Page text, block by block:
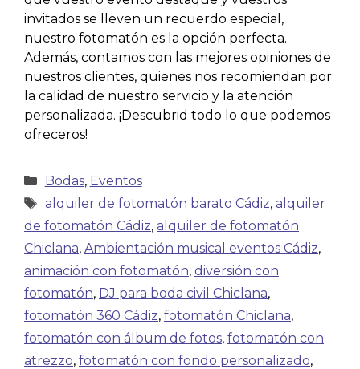
invitados se lleven un recuerdo especial,
nuestro fotomatón es la opción perfecta.
Además, contamos con las mejores opiniones de
nuestros clientes, quienes nos recomiendan por
la calidad de nuestro servicio y la atención
personalizada. ¡Descubrid todo lo que podemos
ofreceros!
Bodas, Eventos
alquiler de fotomatón barato Cádiz, alquiler
de fotomatón Cádiz, alquiler de fotomatón
Chiclana, Ambientación musical eventos Cádiz,
animación con fotomatón, diversión con
fotomatón, DJ para boda civil Chiclana,
fotomatón 360 Cádiz, fotomatón Chiclana,
fotomatón con álbum de fotos, fotomatón con
atrezzo, fotomatón con fondo personalizado,